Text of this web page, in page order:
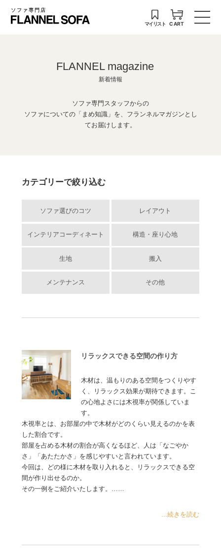
ソファ専門店
マイリスト CART
FLANNEL magazine
新着情報
ソファ専門スタッフからの
ソファについての「まめ知識」を、フランネルマガジンとし
てお届けします。
カテゴリーで絞り込む
ソファ選びのコツ レイアウト
インテリアコーディネート 構造・座り心地
生地 搬入
メンテナンス その他
リラックスできる空間の作り方
木材は、温もりのある空間をつくりやす
く、リラックス効果が期待できます。こ
の心地よさには木視率が関係していま
す。
木視率とは、お部屋の中で木材がどのくらい見えるのかを表
した割合です。
部屋を占める木材の割合が高くなるほど、人は「なごやか
さ」「あたたかさ」を感じやすいと言われています。
今回は、どの様に木材を取り入れると、リラックスできる空
間が作り出せるのか。
その一例をご紹介いたします。……
...続きを読む